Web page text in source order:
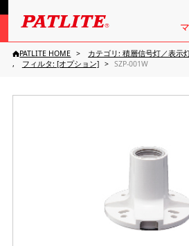
PATLITE HOME
カテゴリ: 積層信号灯／表示
フィルタ: [オプション]
SZP-001W